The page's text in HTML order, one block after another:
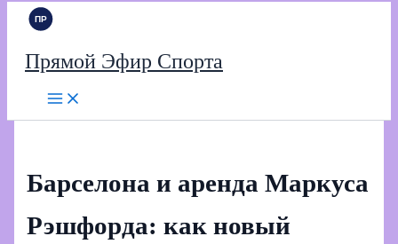
Прямой Эфир Спорта
Барселона и аренда Маркуса
Рэшфорда: как новый